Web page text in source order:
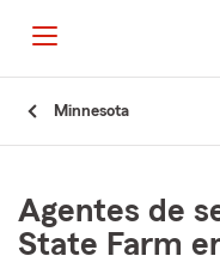
Minnesota
Agentes de
State Farm